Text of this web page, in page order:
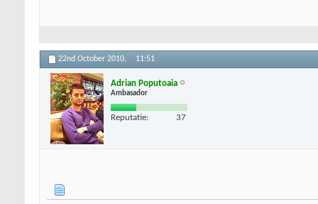
22nd October 2010, 11:51
Adrian Poputoaia
Ambasador
Reputatie: 37